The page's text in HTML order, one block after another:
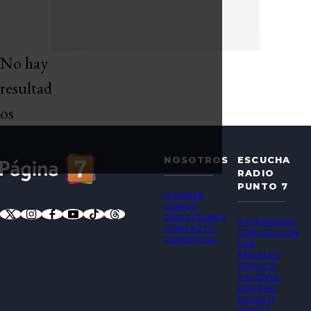
No hay
resultad
os
NOSOTROS
QUIÉNES
SOMOS
DIRECCIONES
CONTACTO
COMERCIAL
ESCUCHA
RADIO
PUNTO 7
VALPARAÍSO
CONCEPCIÓN
LOS
ÁNGELES
TEMUCO
VALDIVIA
OSORNO
PUERTO